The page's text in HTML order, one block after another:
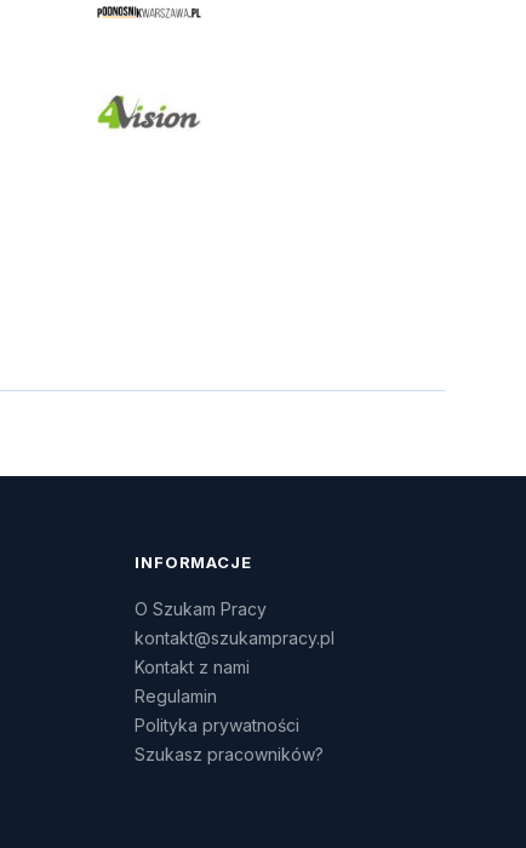
INFORMACJE
O Szukam Pracy
kontakt@szukampracy.pl
Kontakt z nami
Regulamin
Polityka prywatności
Szukasz pracowników?